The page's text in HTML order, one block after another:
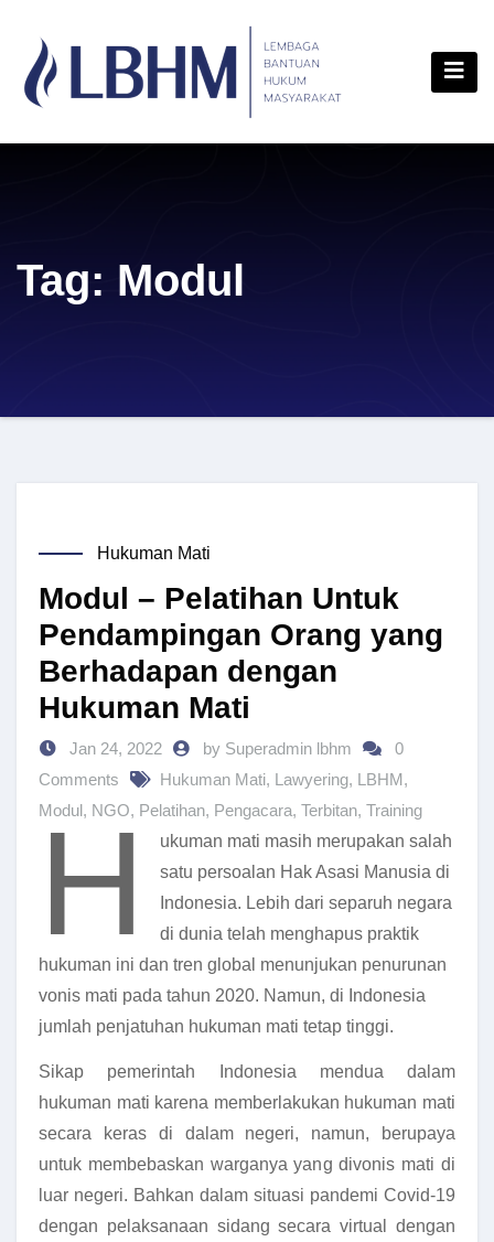
content
Tag: Modul
Hukuman Mati
Modul – Pelatihan Untuk
Pendampingan Orang yang
Berhadapan dengan
Hukuman Mati
Jan 24, 2022 by Superadmin lbhm
0
Comments
Hukuman Mati, Lawyering, LBHM,
Modul, NGO, Pelatihan, Pengacara, Terbitan, Training
H
ukuman mati masih merupakan salah
satu persoalan Hak Asasi Manusia di
Indonesia. Lebih dari separuh negara
di dunia telah menghapus praktik
hukuman ini dan tren global menunjukan penurunan
vonis mati pada tahun 2020. Namun, di Indonesia
jumlah penjatuhan hukuman mati tetap tinggi.
Sikap pemerintah Indonesia mendua dalam
hukuman mati karena memberlakukan hukuman mati
secara keras di dalam negeri, namun, berupaya
untuk membebaskan warganya yang divonis mati di
luar negeri. Bahkan dalam situasi pandemi Covid-19
dengan pelaksanaan sidang secara virtual dengan